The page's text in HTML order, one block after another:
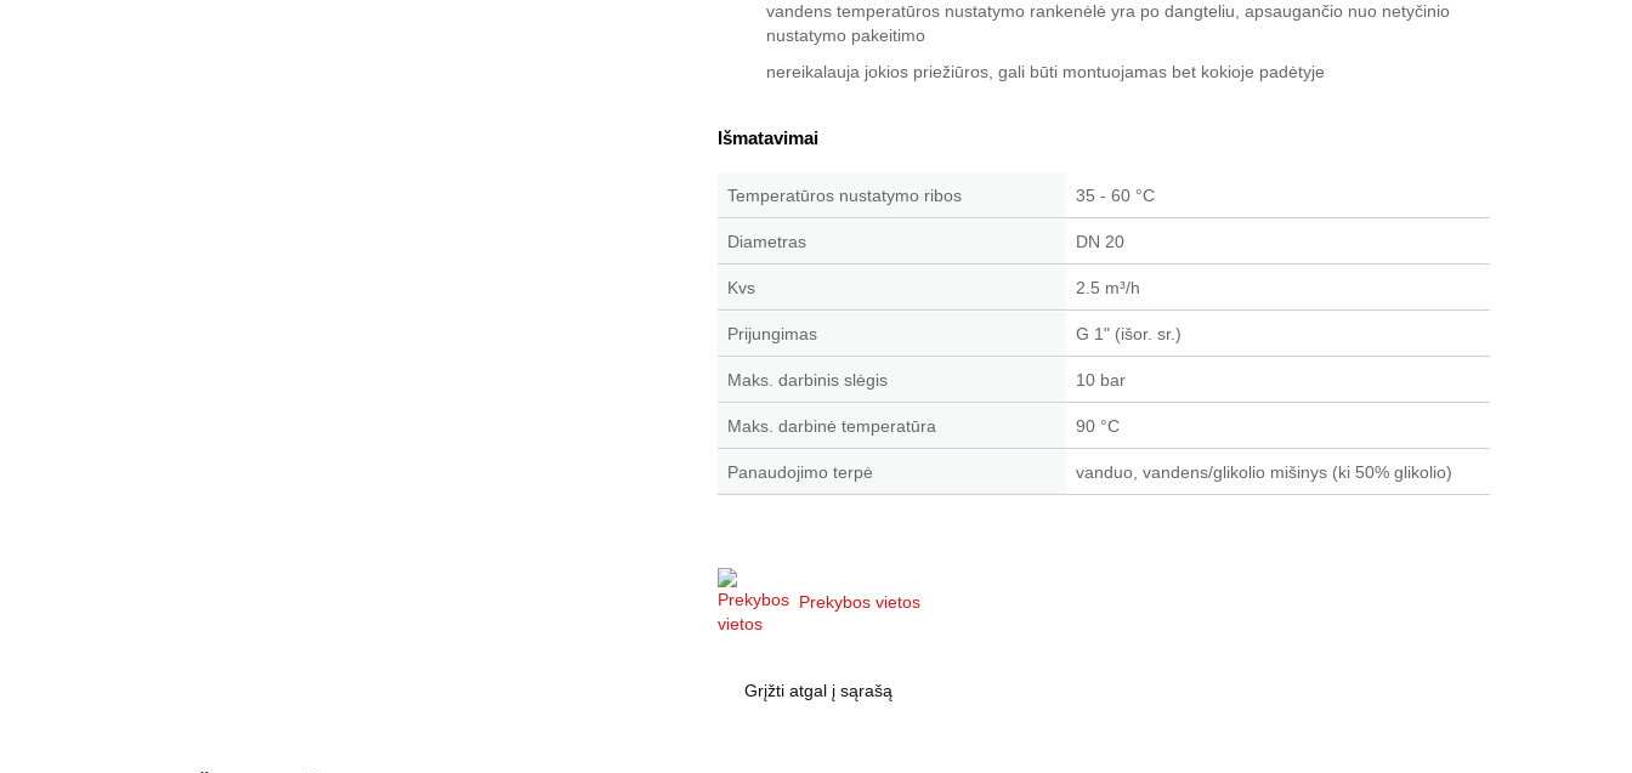
vandens temperatūros nustatymo rankenėlė yra po dangteliu, apsaugančio nuo netyčinio
nustatymo pakeitimo
nereikalauja jokios priežiūros, gali būti montuojamas bet kokioje padėtyje
Išmatavimai
Temperatūros nustatymo ribos 35 - 60 °C
Diametras DN 20
Kvs 2.5 m³/h
Prijungimas G 1" (išor. sr.)
Maks. darbinis slėgis 10 bar
Maks. darbinė temperatūra 90 °C
Panaudojimo terpė vanduo, vandens/glikolio mišinys (ki 50% glikolio)
Prekybos vietos
Grįžti atgal į sąrašą